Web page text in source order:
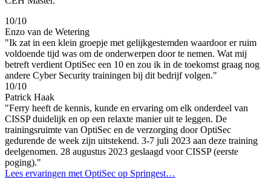
10/10
Enzo van de Wetering
"Ik zat in een klein groepje met gelijkgestemden waardoor er ruim
voldoende tijd was om de onderwerpen door te nemen. Wat mij
betreft verdient OptiSec een 10 en zou ik in de toekomst graag nog
andere Cyber Security trainingen bij dit bedrijf volgen."
10/10
Patrick Haak
"Ferry heeft de kennis, kunde en ervaring om elk onderdeel van
CISSP duidelijk en op een relaxte manier uit te leggen. De
trainingsruimte van OptiSec en de verzorging door OptiSec
gedurende de week zijn uitstekend. 3-7 juli 2023 aan deze training
deelgenomen. 28 augustus 2023 geslaagd voor CISSP (eerste
poging)."
Lees ervaringen met OptiSec op Springest…